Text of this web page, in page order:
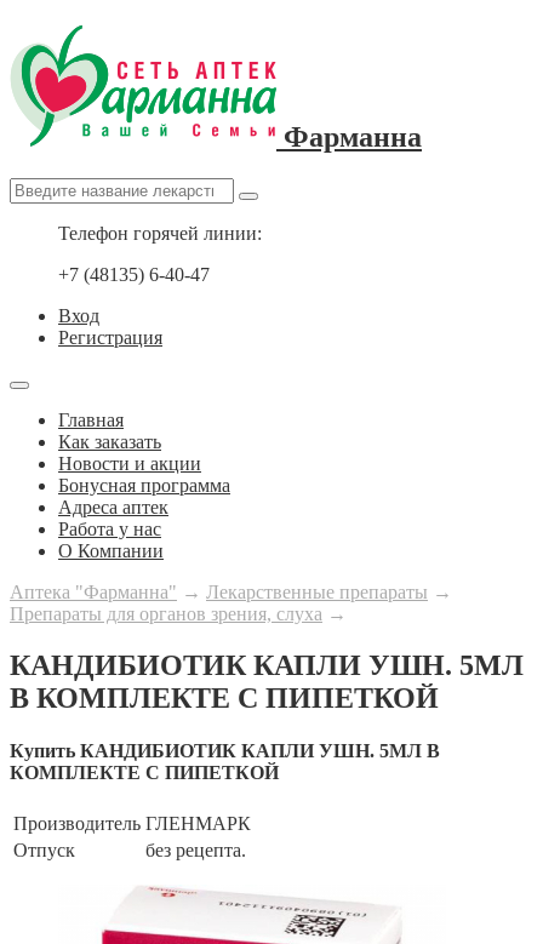
Фарманна
Телефон горячей линии:
+7 (48135) 6-40-47
Вход
Регистрация
Главная
Как заказать
Новости и акции
Бонусная программа
Адреса аптек
Работа у нас
О Компании
Аптека "Фарманна" → Лекарственные препараты →
Препараты для органов зрения, слуха →
КАНДИБИОТИК КАПЛИ УШН. 5МЛ
В КОМПЛЕКТЕ С ПИПЕТКОЙ
Купить КАНДИБИОТИК КАПЛИ УШН. 5МЛ В
КОМПЛЕКТЕ С ПИПЕТКОЙ
Производитель ГЛЕНМАРК
Отпуск
без рецепта.